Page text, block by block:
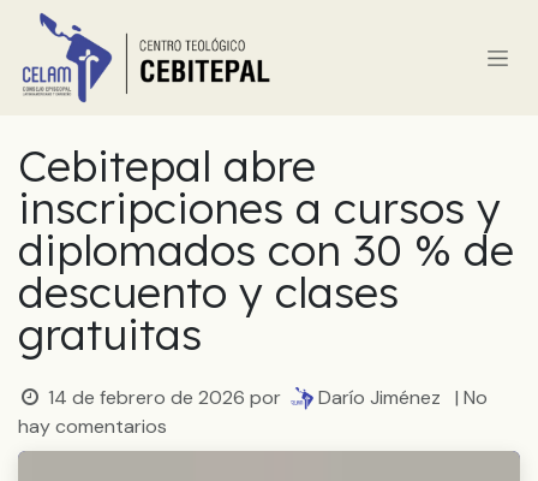
Ir al contenido
Cebitepal abre
inscripciones a cursos y
diplomados con 30 % de
descuento y clases
gratuitas
14 de febrero de 2026 por Darío Jiménez
| No
hay comentarios